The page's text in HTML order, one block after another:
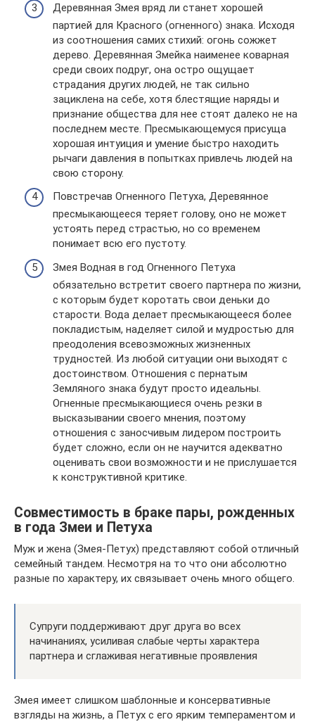
Деревянная Змея вряд ли станет хорошей
партией для Красного (огненного) знака. Исходя
из соотношения самих стихий: огонь сожжет
дерево. Деревянная Змейка наименее коварная
среди своих подруг, она остро ощущает
страдания других людей, не так сильно
зациклена на себе, хотя блестящие наряды и
признание общества для нее стоят далеко не на
последнем месте. Пресмыкающемуся присуща
хорошая интуиция и умение быстро находить
рычаги давления в попытках привлечь людей на
свою сторону.
Повстречав Огненного Петуха, Деревянное
пресмыкающееся теряет голову, оно не может
устоять перед страстью, но со временем
понимает всю его пустоту.
Змея Водная в год Огненного Петуха
обязательно встретит своего партнера по жизни,
с которым будет коротать свои деньки до
старости. Вода делает пресмыкающееся более
покладистым, наделяет силой и мудростью для
преодоления всевозможных жизненных
трудностей. Из любой ситуации они выходят с
достоинством. Отношения с пернатым
Земляного знака будут просто идеальны.
Огненные пресмыкающиеся очень резки в
высказывании своего мнения, поэтому
отношения с заносчивым лидером построить
будет сложно, если он не научится адекватно
оценивать свои возможности и не прислушается
к конструктивной критике.
Совместимость в браке пары, рожденных
в года Змеи и Петуха
Муж и жена (Змея-Петух) представляют собой отличный
семейный тандем. Несмотря на то что они абсолютно
разные по характеру, их связывает очень много общего.
Супруги поддерживают друг друга во всех
начинаниях, усиливая слабые черты характера
партнера и сглаживая негативные проявления
Змея имеет слишком шаблонные и консервативные
взгляды на жизнь, а Петух с его ярким темпераментом и